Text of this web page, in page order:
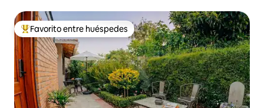
Favorito entre huéspedes preferido
Favorito entre huéspedes